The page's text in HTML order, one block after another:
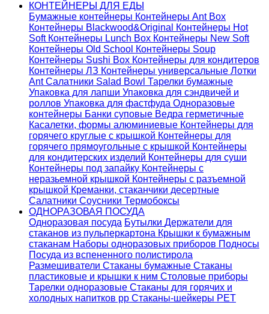
КОНТЕЙНЕРЫ ДЛЯ ЕДЫ
Бумажные контейнеры Контейнеры Ant Box
Контейнеры Blackwood&Original
Контейнеры Hot
Soft Контейнеры Lunch Box Контейнеры New Soft
Контейнеры Old School Контейнеры Soup
Контейнеры Sushi Box Контейнеры для кондитеров
Контейнеры ЛЗ Контейнеры универсальные Лотки
AntСалатники Salad Bowl Тарелки бумажные
Упаковка для лапши Упаковка для сэндвичей и
роллов Упаковка для фастфуда Одноразовые
контейнеры Банки суповые Ведра герметичные
Касалетки, формы алюминиевые Контейнеры для
горячего круглые с крышкой Контейнеры для
горячего прямоугольные с крышкой Контейнеры
для кондитерских изделий Контейнеры для суши
Контейнеры под запайку Контейнеры с
неразьемной крышкой Контейнеры с разъемной
крышкой Креманки, стаканчики десертные
Салатники Соусники Термобоксы
ОДНОРАЗОВАЯ ПОСУДА
Одноразовая посуда Бутылки Держатели для
стаканов из пульперкартона Крышки к бумажным
стаканам Наборы одноразовых приборов Подносы
Посуда из вспененного полистирола
Размешиватели Стаканы бумажные Стаканы
пластиковые и крышки к ним Столовые приборы
Тарелки одноразовые Стаканы для горячих и
холодных напитков pp Стаканы-шейкеры PET